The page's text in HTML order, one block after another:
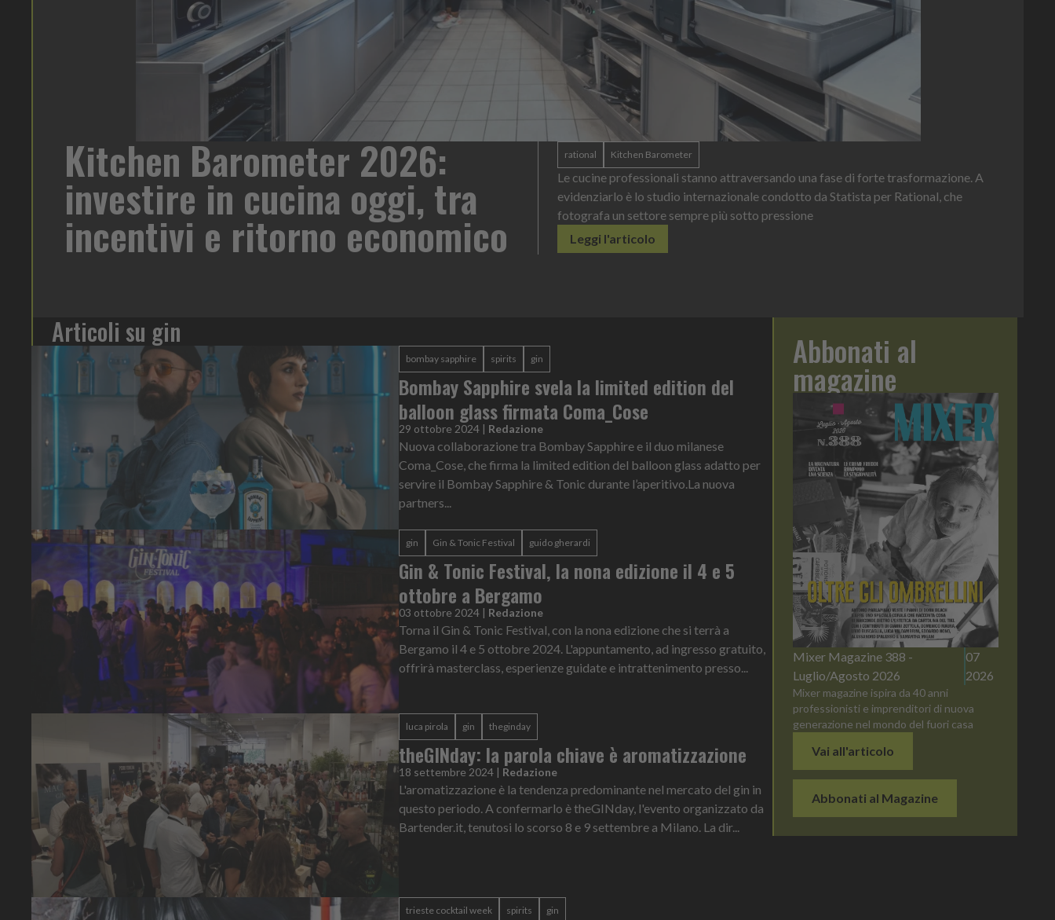
di forte trasformazione. A
per Rational, che
Heinz Mayonnaise: un formato
per ogni contesto di servizio
Heinz Mayonnaise
La novità di quest'anno è la Chef Bottle 1L: ergonomica, con perfetta
contenuto e dosaggio sempre sotto controllo
Leggi l'articolo
Articoli su gin
bombay sapphire spirits gin
Bombay Sapphire svela la limited edition del
balloon glass firmata Coma_Cose
29 ottobre 2024 | Redazione
Nuova collaborazione tra Bombay Sapphire e il duo milanese
Coma_Cose, che firma la limited edition del balloon glass adatto per
servire il Bombay Sapphire & Tonic durante l’aperitivo.La nuova
partners...
gin Gin & Tonic Festival guido gherardi
Gin & Tonic Festival, la nona edizione il 4 e 5
ottobre a Bergamo
03 ottobre 2024 | Redazione
Torna il Gin & Tonic Festival, con la nona edizione che si terrà a
Bergamo il 4 e 5 ottobre 2024. L'appuntamento, ad ingresso gratuito,
offrirà masterclass, esperienze guidate e intrattenimento presso...
luca pirola gin theginday
theGINday: la parola chiave è aromatizzazione
18 settembre 2024 | Redazione
L'aromatizzazione è la tendenza predominante nel mercato del gin in
questo periodo. A confermarlo è theGINday, l'evento organizzato da
Bartender.it, tenutosi lo scorso 8 e 9 settembre a Milano. La dir...
trieste cocktail week spirits gin
Abbonati al
magazine
Mixer Magazine 388 -
Luglio/Agosto 2026
07
2026
Mixer magazine ispira da 40 anni
professionisti e imprenditori di nuova
generazione nel mondo del fuori casa
Vai all'articolo
Abbonati al Magazine